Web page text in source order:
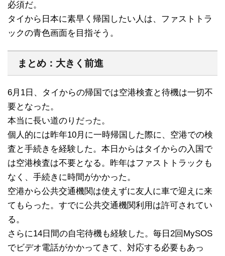
必須だ。
タイから日本に素早く帰国したい人は、ファストトラ
ックの青色画面を目指そう。
まとめ：大きく前進
6月1日、タイからの帰国では空港検査と待機は一切不
要となった。
本当に長い道のりだった。
個人的には昨年10月に一時帰国した際に、空港での検
査と手続きを経験した。本日からはタイからの入国で
は空港検査は不要となる。昨年はファストトラックも
なく、手続きに時間がかかった。
空港から公共交通機関は使えずに友人に車で迎えに来
てもらった。すでに公共交通機関利用は許可されてい
る。
さらに14日間の自宅待機も経験した。毎日2回MySOS
でビデオ電話がかかってきて、対応する必要もあっ